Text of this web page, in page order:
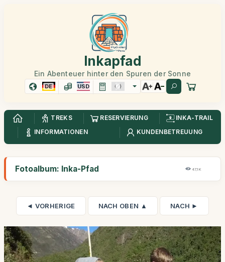
Inkapfad
Ein Abenteuer hinter den Spuren der Sonne
DE USD
TREKS RESERVIERUNG
INKA-TRAIL
INFORMATIONEN
KUNDENBETREUUNG
Fotoalbum: Inka-Pfad 47,1K
◄ VORHERIGE NACH OBEN ▲ NACH ►